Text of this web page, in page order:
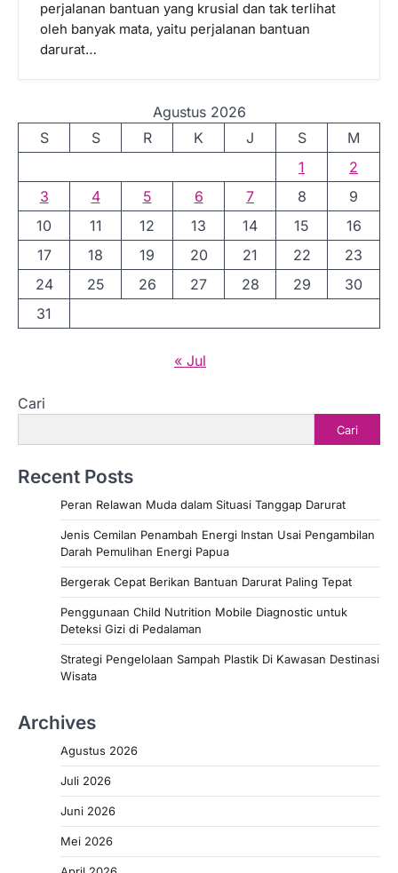
perjalanan bantuan yang krusial dan tak terlihat
oleh banyak mata, yaitu perjalanan bantuan
darurat…
Agustus 2026
S
S R K J S
M
1
2
3
4 5 6 7 8
9
10
11 12 13 14 15
16
17
18 19 20 21 22
23
24
25 26 27 28 29
30
31
« Jul
Cari
Cari
Recent Posts
Peran Relawan Muda dalam Situasi Tanggap Darurat
Jenis Cemilan Penambah Energi Instan Usai Pengambilan
Darah Pemulihan Energi Papua
Bergerak Cepat Berikan Bantuan Darurat Paling Tepat
Penggunaan Child Nutrition Mobile Diagnostic untuk
Deteksi Gizi di Pedalaman
Strategi Pengelolaan Sampah Plastik Di Kawasan Destinasi
Wisata
Archives
Agustus 2026
Juli 2026
Juni 2026
Mei 2026